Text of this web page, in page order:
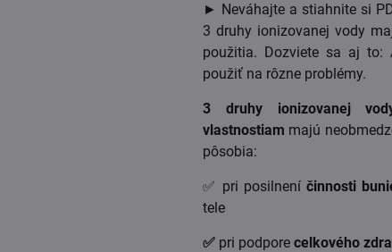
► Neváhajte a stiahnite si
3 druhy ionizovanej vody
použitia. Dozviete sa aj to:
použiť na rôzne problémy.
3 druhy ionizovanej
vlastnostiam majú
pôsobia:
✅ pri posilnení činnosti
tele
✅ pri podpore celkového